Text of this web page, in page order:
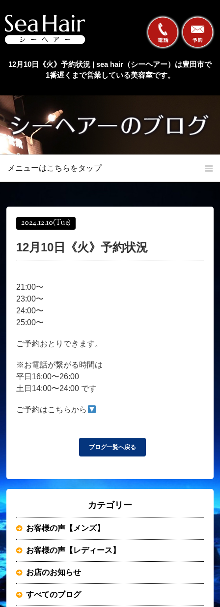
12月10日《火》予約状況 | sea hair（シーヘアー）は豊田市で
1番遅くまで営業している美容室です。
メニューはこちらをタップ
オンラインショップ
育毛コース よくある質問
お客様の声
ご予約＋お問い合わせ
2024.12.10(Tue)
12月10日《火》予約状況
21:00〜
23:00〜
24:00〜
25:00〜
ご予約おとりできます。
※お電話が繋がる時間は
平日16:00〜26:00
土日14:00〜24:00 です
ご予約はこちらから
ブログ一覧へ戻る
カテゴリー
お客様の声【メンズ】
お客様の声【レディース】
お店のお知らせ
すべてのブログ